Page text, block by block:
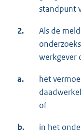
standpunt
2.
Als de
werkgever
a.
het
of
b.
in het